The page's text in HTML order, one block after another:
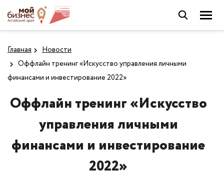
Главная
Новости
Оффлайн тренинг «Искусство управления личными
финансами и инвестирование 2022»
Оффлайн тренинг «Искусство
управления личными
финансами и инвестирование
2022»